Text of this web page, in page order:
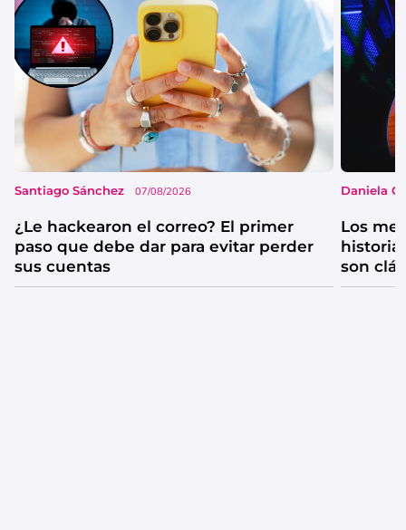
Santiago Sánchez 07/08/2026
¿Le hackearon el correo? El primer
paso que debe dar para evitar perder
sus cuentas
Daniela
Los
historia
son